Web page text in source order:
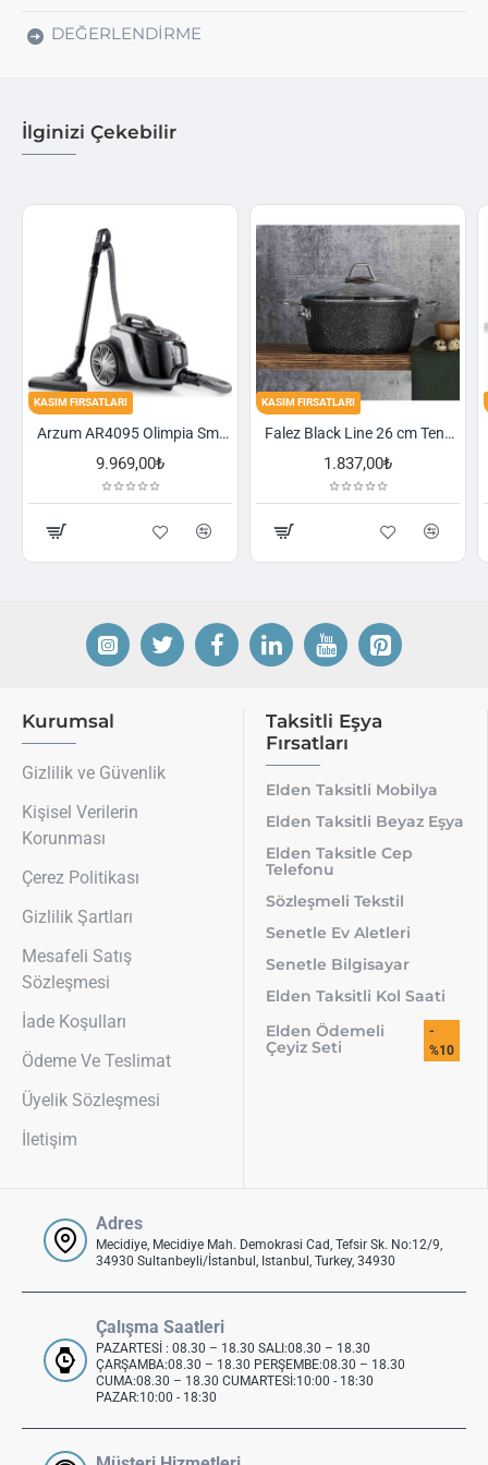
DEĞERLENDIRME
İlginizi Çekebilir
KASIM FIRSATLARI
Falez Black Line 26 cm Tencere
1.837,00₺
KASIM FIRSATLARI
Schafer Cookhaus 6 Parça Çelik Sahan Seti-Gümüş
2.521,00₺
Kurumsal
Gizlilik ve Güvenlik
Kişisel Verilerin
Korunması
Çerez Politikası
Gizlilik Şartları
Mesafeli Satış
Sözleşmesi
İade Koşulları
Ödeme Ve Teslimat
Üyelik Sözleşmesi
İletişim
Taksitli Eşya
Fırsatları
Elden Taksitli Mobilya
Elden Taksitli Beyaz Eşya
Elden Taksitle Cep
Telefonu
Sözleşmeli Tekstil
Senetle Ev Aletleri
Senetle Bilgisayar
Elden Taksitli Kol Saati
Elden Ödemeli
Çeyiz Seti
-
%10
Adres
Mecidiye, Mecidiye Mah. Demokrasi Cad, Tefsir Sk. No:12/9,
34930 Sultanbeyli/İstanbul, Istanbul, Turkey, 34930
Çalışma Saatleri
PAZARTESİ : 08.30 – 18.30 SALI:08.30 – 18.30
ÇARŞAMBA:08.30 – 18.30 PERŞEMBE:08.30 – 18.30
CUMA:08.30 – 18.30 CUMARTESİ:10:00 - 18:30
PAZAR:10:00 - 18:30